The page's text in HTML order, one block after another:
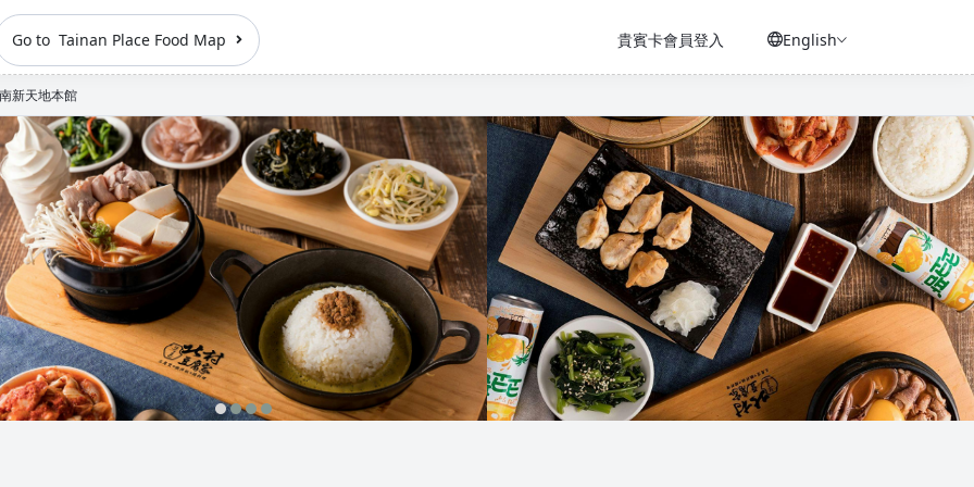
Go to Tainan Place Food Map 貴賓卡會員登入 English
新天地本館